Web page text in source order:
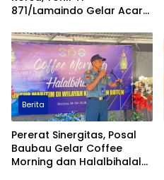
871/Lamaindo Gelar Acara
Berita
Pererat Sinergitas, Posal
Baubau Gelar Coffee
Morning dan Halalbihalal